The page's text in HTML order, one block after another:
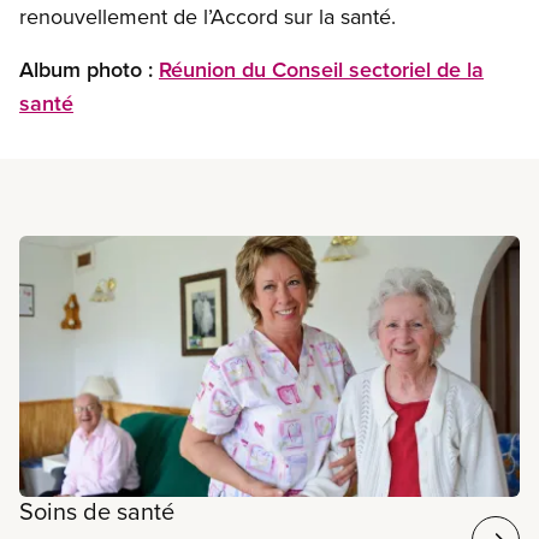
renouvellement de l’Accord sur la santé.
Album photo : Réunion du Conseil sectoriel de la
santé
En savoir plus
Soins de santé